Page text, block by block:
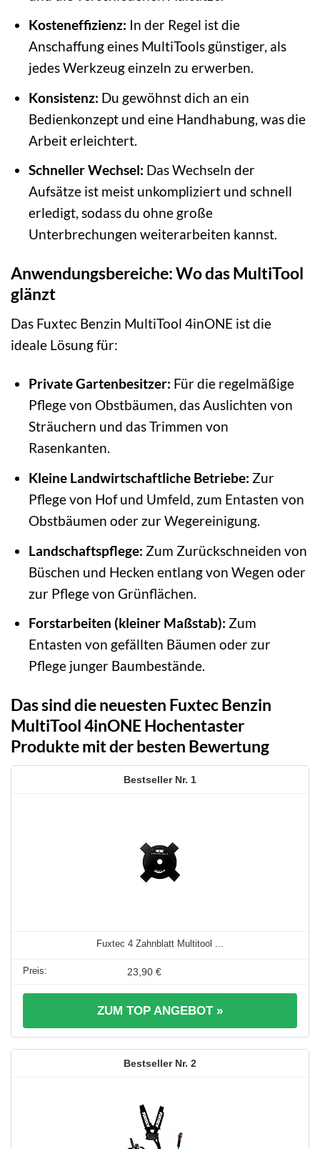
Kosteneffizienz: In der Regel ist die
Anschaffung eines MultiTools günstiger, als
jedes Werkzeug einzeln zu erwerben.
Konsistenz: Du gewöhnst dich an ein
Bedienkonzept und eine Handhabung, was die
Arbeit erleichtert.
Schneller Wechsel: Das Wechseln der
Aufsätze ist meist unkompliziert und schnell
erledigt, sodass du ohne große
Unterbrechungen weiterarbeiten kannst.
Anwendungsbereiche: Wo das MultiTool
glänzt
Das Fuxtec Benzin MultiTool 4inONE ist die
ideale Lösung für:
Private Gartenbesitzer: Für die regelmäßige
Pflege von Obstbäumen, das Auslichten von
Sträuchern und das Trimmen von
Rasenkanten.
Kleine Landwirtschaftliche Betriebe: Zur
Pflege von Hof und Umfeld, zum Entasten von
Obstbäumen oder zur Wegereinigung.
Landschaftspflege: Zum Zurückschneiden von
Büschen und Hecken entlang von Wegen oder
zur Pflege von Grünflächen.
Forstarbeiten (kleiner Maßstab): Zum
Entasten von gefällten Bäumen oder zur
Pflege junger Baumbestände.
Das sind die neuesten Fuxtec Benzin
MultiTool 4inONE Hochentaster
Produkte mit der besten Bewertung
1
Fuxtec 4 Zahnblatt Multitool ...
23,90 €
ZUM TOP ANGEBOT »
2